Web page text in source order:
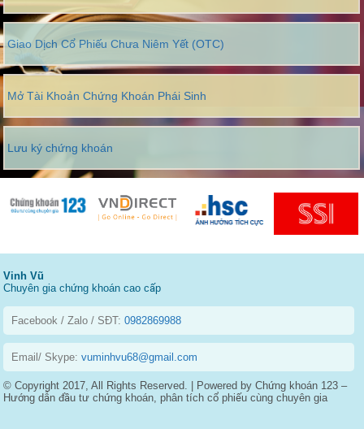
Giao Dịch Cổ Phiếu Chưa Niêm Yết (OTC)
Mở Tài Khoản Chứng Khoán Phái Sinh
Lưu ký chứng khoán
Vinh Vũ
Chuyên gia chứng khoán cao cấp
Facebook / Zalo / SĐT:0982869988
Email/ Skype:vuminhvu68@gmail.com
© Copyright 2017, All Rights Reserved. | Powered by Chứng khoán 123 –
Hướng dẫn đầu tư chứng khoán, phân tích cổ phiếu cùng chuyên gia